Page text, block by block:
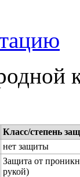
Класс/степень
нет защиты
Защита от
рукой)